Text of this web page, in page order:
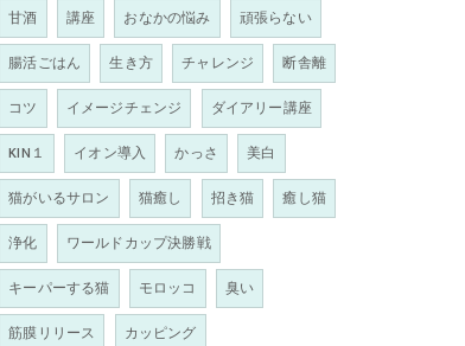
甘酒
講座 おなかの悩み
頑張らない
腸活ごはん
生き方 チャレンジ
断舎離
コツ
イメージチェンジ
ダイアリー講座
KIN１
イオン導入 かっさ
美白
猫がいるサロン
猫癒し 招き猫
癒し猫
浄化
ワールドカップ決勝戦
キーパーする猫
モロッコ
臭い
筋膜リリース
カッピング